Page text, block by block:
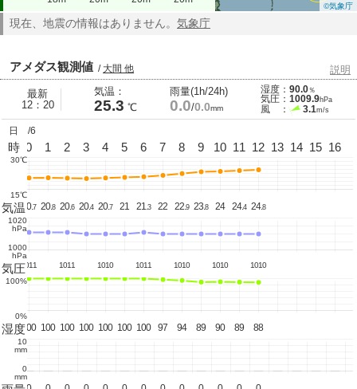
©気象庁
現在、地震の情報はありません。 気象庁
アメダス観測値 / 大間 他 説明
最新
12：20
気温：
25.3 ℃
雨量(1h/24h)
0.0/0.0mm
湿度： 90.0％
気圧： 1009.9hPa
風 ： 3.1 m/s
日
時
23
8/6
0 1 2 3 4 5 6 7 8 9 10 11 12 13 14 15 16
30℃
15℃
気温
20. 5 20.7 20.8 20.6 20.4 20.7 21 21. 3 22 22. 9 23. 8 24 24.4 24.8
1020
hPa
1000
hPa
気圧1011 1011 1010 1011 1010 1010
1010
100%
0%
湿度
100 100 100 100 100 100 100 100 97 94 89 90 89 88
10
mm
0
mm